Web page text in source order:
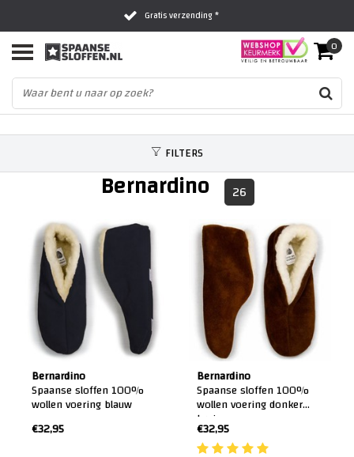
Gratis verzending *
Al 16 jaar het vertrouwde adres
Fysieke winkel in Zwolle
0
FILTERS
Bernardino 26
Bernardino
Spaanse sloffen 100%
wollen voering blauw
€32,95
Bernardino
Spaanse sloffen 100%
wollen voering donker
bruin
€32,95